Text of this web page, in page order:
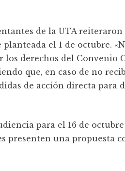
de la UTA reiteraron
el 1 de octubre.
derechos del Convenio
que, en caso de no
de acción directa para
para el 16 de octubre
presenten una propuesta